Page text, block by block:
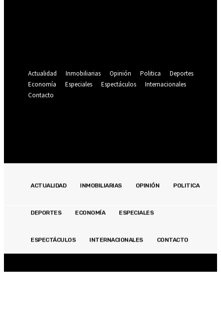
Actualidad
Inmobiliarias Opinión Politica
Deportes
Economía
Especiales Espectáculos
Internacionales
Contacto
POLITICA
DEPORTES
ECONOMÍA
ACTUALIDAD INMOBILIARIAS OPINIÓN POLITICA
DEPORTES ECONOMÍA ESPECIALES
ESPECTÁCULOS INTERNACIONALES CONTACTO